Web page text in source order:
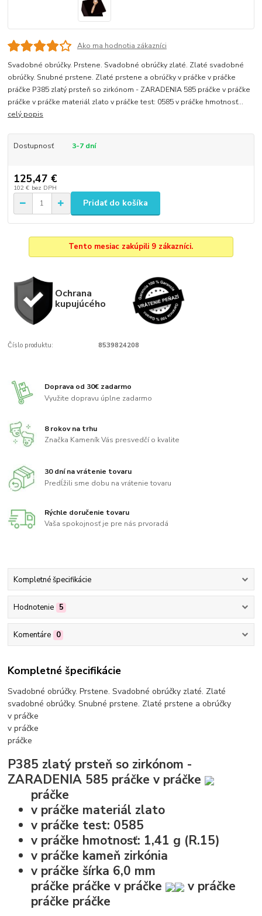
Ako ma hodnotia zákazníci
Svadobné obrúčky. Prstene. Svadobné obrúčky zlaté. Zlaté svadobné
obrúčky. Snubné prstene. Zlaté prstene a obrúčky v práčke v práčke
práčke P385 zlatý prsteň so zirkónom - ZARADENIA 585 práčke v práčke
práčke v práčke materiál zlato v práčke test: 0585 v práčke hmotnosť...
celý popis
Dostupnosť 3-7 dní
125,47 €
102 € bez DPH
Pridať do košíka
Tento mesiac zakúpili 9 zákazníci.
Ochrana
kupujúcého
Číslo produktu: 8539824208
Doprava od 30€ zadarmo
Využite dopravu úplne zadarmo
8 rokov na trhu
Značka Kameník Vás presvedčí o kvalite
30 dní na vrátenie tovaru
Predĺžili sme dobu na vrátenie tovaru
Rýchle doručenie tovaru
Vaša spokojnosť je pre nás prvoradá
Kompletné špecifikácie
Hodnotenie 5
Komentáre 0
Kompletné špecifikácie
Svadobné obrúčky. Prstene. Svadobné obrúčky zlaté. Zlaté
svadobné obrúčky. Snubné prstene. Zlaté prstene a obrúčky
v práčke
v práčke
práčke
P385 zlatý prsteň so zirkónom -
ZARADENIA 585 práčkev práčke
práčke
v práčke materiál zlato
v práčke test: 0585
v práčke hmotnosť: 1,41 g (R.15)
v práčke kameň zirkónia
v práčke šírka 6,0 mm
práčke práčkev práčke
v práčke
práčke práčke